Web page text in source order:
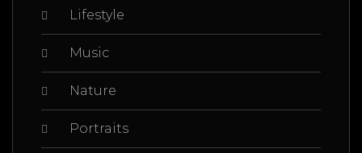
Lifestyle
Music
Nature
Portraits